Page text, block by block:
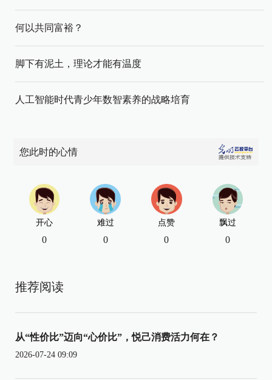
何以共同富裕？
脚下有泥土，理论才能有温度
人工智能时代青少年数智素养的战略培育
您此时的心情
开心
0
难过
0
点赞
0
飘过
0
推荐阅读
从“性价比”迈向“心价比”，悦己消费活力何在？
2026-07-24 09:09